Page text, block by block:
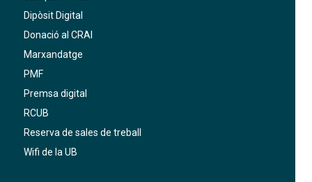
Dipòsit Digital
Donació al CRAI
Marxandatge
PMF
Premsa digital
RCUB
Reserva de sales de treball
Wifi de la UB